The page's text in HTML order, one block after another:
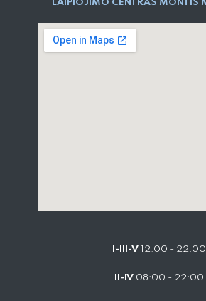
LAIPIOJIMO CENTRAS MONTIS
I-III-V 12:00 - 22:00
II-IV 08:00 - 22:00